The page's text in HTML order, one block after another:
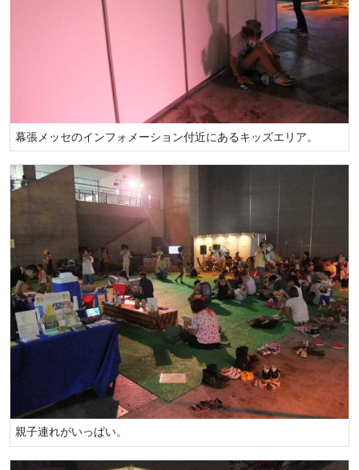
幕張メッセのインフォメーション付近にあるキッズエリア。
親子連れがいっぱい。